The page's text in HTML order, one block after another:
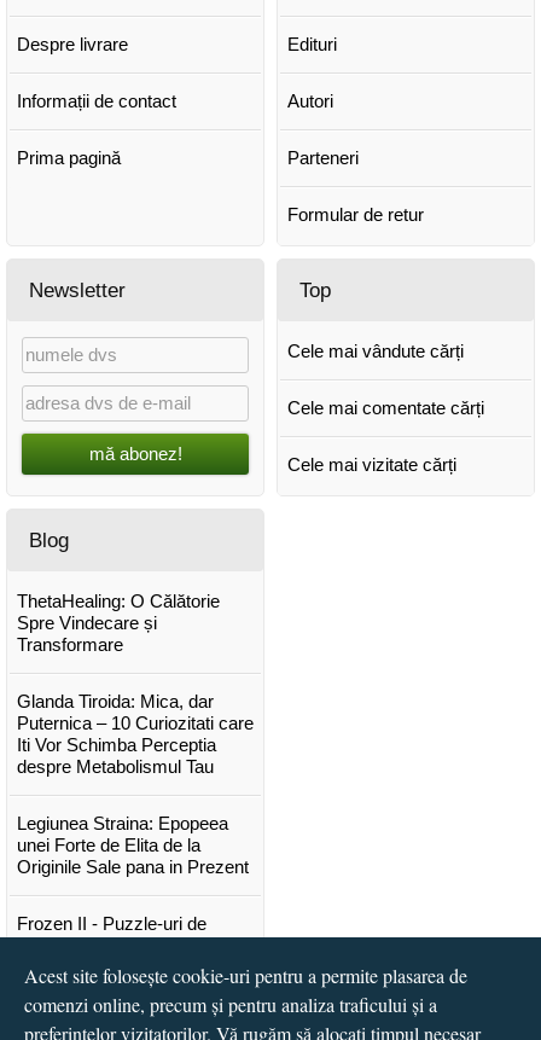
Despre livrare
Informații de contact
Prima pagină
Edituri
Autori
Parteneri
Formular de retur
Newsletter
mă abonez!
Top
Cele mai vândute cărți
Cele mai comentate cărți
Cele mai vizitate cărți
Blog
ThetaHealing: O Călătorie
Spre Vindecare și
Transformare
Glanda Tiroida: Mica, dar
Puternica – 10 Curiozitati care
Iti Vor Schimba Perceptia
despre Metabolismul Tau
Legiunea Straina: Epopeea
unei Forte de Elita de la
Originile Sale pana in Prezent
Frozen II - Puzzle-uri de
Lansare "Portocalele verzi" de
Vitali Cipileaga
Acest site folosește cookie-uri pentru a permite plasarea de
comenzi online, precum și pentru analiza traficului și a
preferințelor vizitatorilor. Vă rugăm să alocați timpul necesar